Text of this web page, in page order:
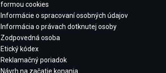
formou cookies
Informácie o spracovaní osobných údajov
Informácia o právach dotknutej osoby
Zodpovedná osoba
Etický kódex
Reklamačný poriadok
Návrh na začatie konania